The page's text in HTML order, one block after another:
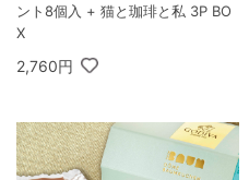
ント8個入 + 猫と珈琲と私 3P BO
X
2,760円